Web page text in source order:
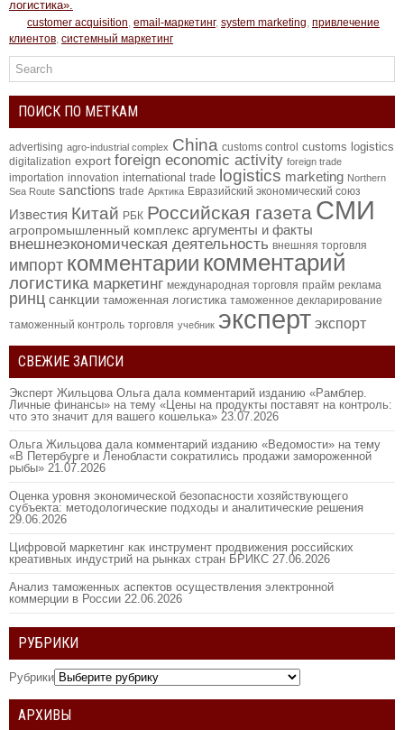
логистика».
customer acquisition, email-маркетинг, system marketing, привлечение
клиентов, системный маркетинг
ПОИСК ПО МЕТКАМ
advertising agro-industrial complex China customs control customs logistics
digitalization export foreign economic activity foreign trade
importation innovation international trade logistics marketing Northern
Sea Route sanctions trade Арктика Евразийский экономический союз
Известия Китай РБК Российская газета СМИ
агропромышленный комплекс аргументы и факты
внешнеэкономическая деятельность внешняя торговля
импорт комментарии комментарий
логистика маркетинг международная торговля прайм реклама
ринц санкции таможенная логистика таможенное декларирование
таможенный контроль торговля учебник эксперт экспорт
СВЕЖИЕ ЗАПИСИ
Эксперт Жильцова Ольга дала комментарий изданию «Рамблер.
Личные финансы» на тему «Цены на продукты поставят на контроль:
что это значит для вашего кошелька» 23.07.2026
Ольга Жильцова дала комментарий изданию «Ведомости» на тему
«В Петербурге и Ленобласти сократились продажи замороженной
рыбы» 21.07.2026
Оценка уровня экономической безопасности хозяйствующего
субъекта: методологические подходы и аналитические решения
29.06.2026
Цифровой маркетинг как инструмент продвижения российских
креативных индустрий на рынках стран БРИКС 27.06.2026
Анализ таможенных аспектов осуществления электронной
коммерции в России 22.06.2026
РУБРИКИ
Рубрики
АРХИВЫ